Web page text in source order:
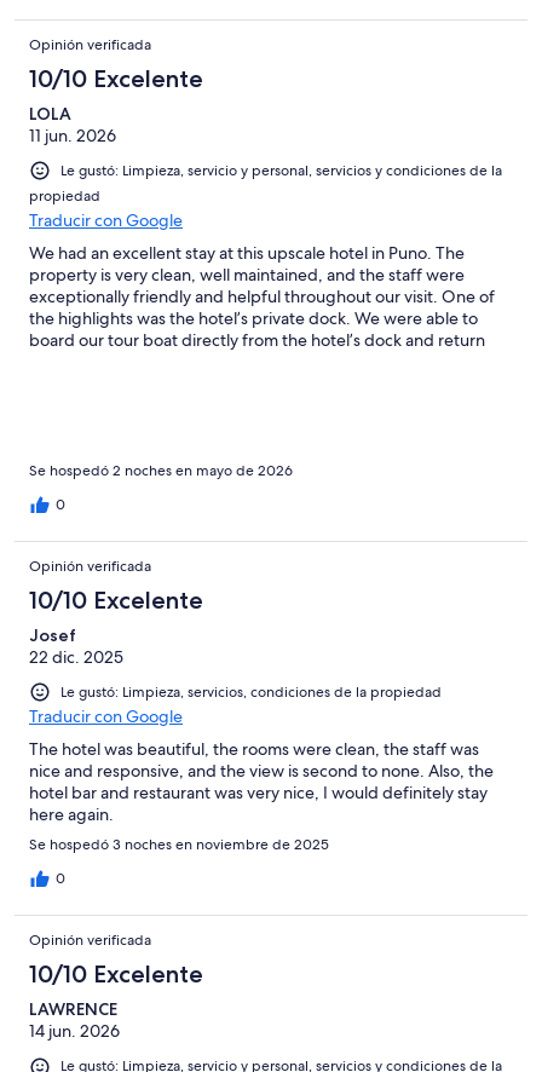
Opinión verificada
10/10 Excelente
LOLA
11 jun. 2026
Le gustó: Limpieza, servicio y personal, servicios y condiciones de la
propiedad
Traducir con Google
We had an excellent stay at this upscale hotel in Puno. The
property is very clean, well maintained, and the staff were
exceptionally friendly and helpful throughout our visit. One of
the highlights was the hotel’s private dock. We were able to
board our tour boat directly from the hotel’s dock and return
Se hospedó 2 noches en mayo de 2026
0
Opinión verificada
10/10 Excelente
Josef
22 dic. 2025
Le gustó: Limpieza, servicios, condiciones de la propiedad
Traducir con Google
The hotel was beautiful, the rooms were clean, the staff was
nice and responsive, and the view is second to none. Also, the
hotel bar and restaurant was very nice, I would definitely stay
here again.
Se hospedó 3 noches en noviembre de 2025
0
Opinión verificada
10/10 Excelente
LAWRENCE
14 jun. 2026
Le gustó: Limpieza, servicio y personal, servicios y condiciones de la